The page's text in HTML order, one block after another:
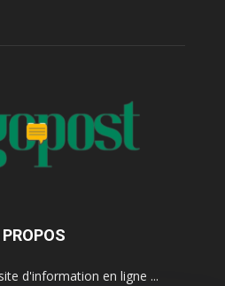
d'information en ligne ...